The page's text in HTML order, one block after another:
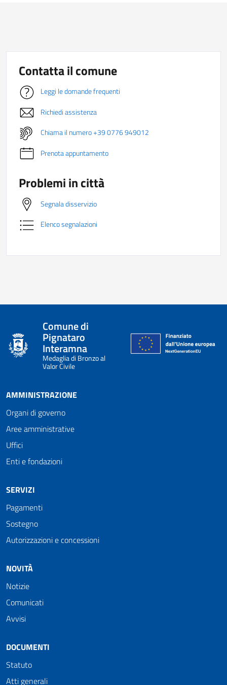
Contatta il comune
Leggi le domande frequenti
Richiedi assistenza
Chiama il numero +39 0776 949012
Prenota appuntamento
Problemi in città
Segnala disservizio
Elenco segnalazioni
Comune di
Pignataro
Interamna
Medaglia di Bronzo al
Valor Civile
AMMINISTRAZIONE
Organi di governo
Aree amministrative
Uffici
Enti e fondazioni
SERVIZI
Pagamenti
Sostegno
Autorizzazioni e concessioni
NOVITÀ
Notizie
Comunicati
Avvisi
DOCUMENTI
Statuto
Atti generali